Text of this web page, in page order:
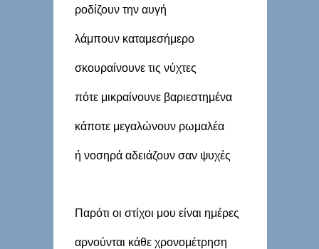
ροδίζουν την αυγή
λάμπουν καταμεσήμερο
σκουραίνουνε τις νύχτες
πότε μικραίνουνε βαριεστημένα
κάποτε μεγαλώνουν ρωμαλέα
ή νοσηρά αδειάζουν σαν ψυχές
Παρότι οι στίχοι μου είναι ημέρες
αρνούνται κάθε χρονομέτρηση